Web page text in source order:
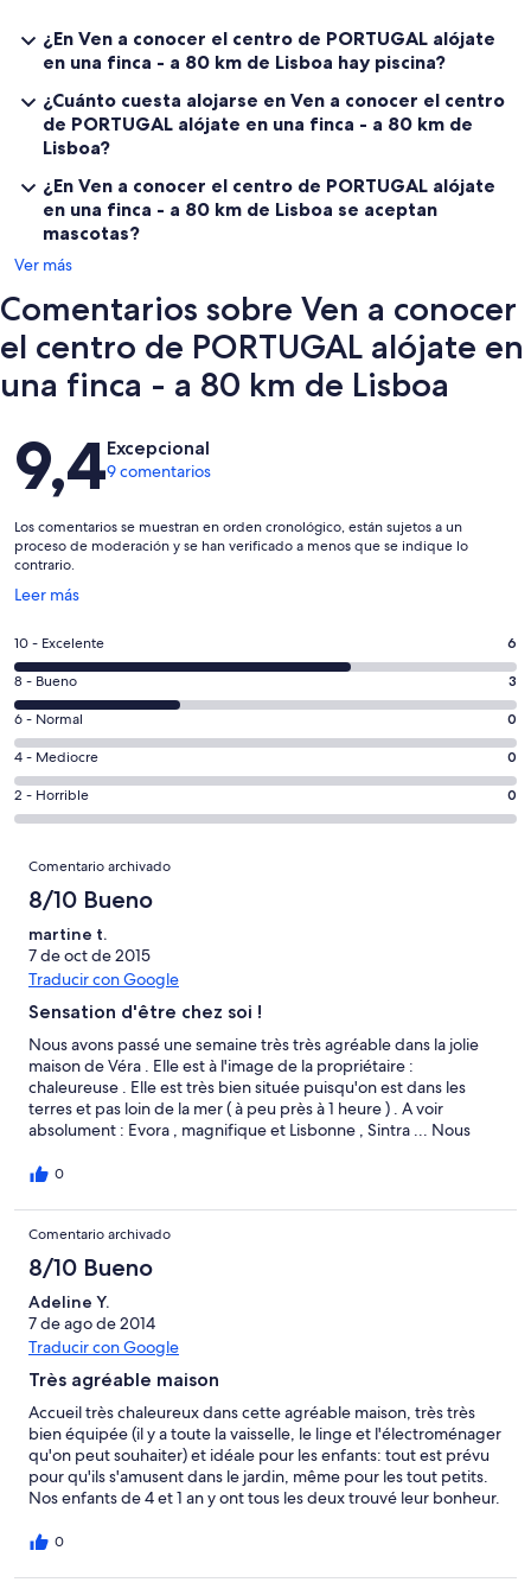
La nueva habitación/estudio permite alojar a 2 personas más, mide
aproximadamente 18m2, y cuenta con dos camas cómodas
individuales que se pueden transformar en cama doble (queen
size), previa petición. Tiene un pequeño y bonito cuarto de baño
con ducha y cuenta con aire acondicionado, Smart TV, nevera,
microondas, hervidor, tostadora y cafetera espresso. Está equipado
Si viajas con tu perro, la finca dispone de una perrera, donde podrás
dejarlo durante tus paseos. La estancia de tu perro tiene un coste
adicional.
Los propietarios viven en la propiedad, en casas familiares, lejos de
¿En Ven a conocer el centro de PORTUGAL alójate
en una finca - a 80 km de Lisboa hay piscina?
¿Cuánto cuesta alojarse en Ven a conocer el centro
de PORTUGAL alójate en una finca - a 80 km de
Lisboa?
¿En Ven a conocer el centro de PORTUGAL alójate
en una finca - a 80 km de Lisboa se aceptan
mascotas?
Ver más
Comentarios sobre Ven a conocer
el centro de PORTUGAL alójate en
una finca - a 80 km de Lisboa
Comentarios
9,4Excepcional
9 comentarios
Los comentarios se muestran en orden cronológico, están sujetos a un
proceso de moderación y se han verificado a menos que se indique lo
contrario.
Leer más
Se
en
una
ventana
nueva
6
comentarios
de
un
total
de
9
con
puntuación
de
Excelente
10 - Excelente 6
3
comentarios
de
un
total
de
con
puntuación
de
Bueno
8 - Bueno 3
0
comentarios
de
un
total
con
puntuación
de
Normal
6 - Normal 0
0
comentarios
de
total
con
una
puntuación
de
Mediocre
4 - Mediocre 0
0
comentarios
un
total
con
puntuación
de
Horrible
2 - Horrible 0
Comentarios
Comentario archivado
8/10 Bueno
martine t.
7 de oct de 2015
Traducir con Google
Sensation d'être chez soi !
Nous avons passé une semaine très très agréable dans la jolie
maison de Véra . Elle est à l'image de la propriétaire :
chaleureuse . Elle est très bien située puisqu'on est dans les
terres et pas loin de la mer ( à peu près à 1 heure ) . A voir
absolument : Evora , magnifique et Lisbonne , Sintra ... Nous
à Vera pour son accueil et sa gentillesse !!
0
Comentario archivado
8/10 Bueno
Adeline Y.
7 de ago de 2014
Traducir con Google
Très agréable maison
Accueil très chaleureux dans cette agréable maison, très très
bien équipée (il y a toute la vaisselle, le linge et l'électroménager
qu'on peut souhaiter) et idéale pour les enfants: tout est prévu
pour qu'ils s'amusent dans le jardin, même pour les tout petits.
Nos enfants de 4 et 1 an y ont tous les deux trouvé leur bonheur.
sur la route est parfois gênant, mais cela ne gâte pas le plaisir de
tellement l'accueil est bon et la maison bien équipée (lits fait à
0